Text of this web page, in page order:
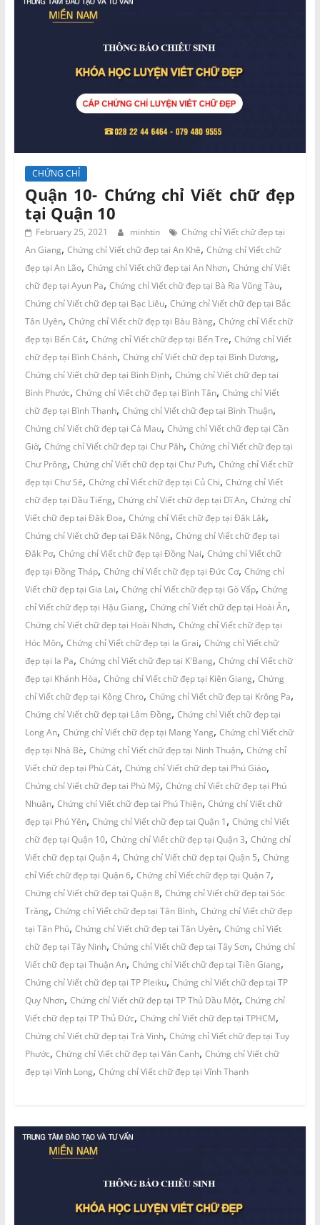
CHỨNG CHỈ
Quận 10- Chứng chỉ Viết chữ đẹp
tại Quận 10
February 25, 2021 minhtin
Chứng chỉ Viết chữ đẹp tại
An Giang, Chứng chỉ Viết chữ đẹp tại An Khê, Chứng chỉ Viết chữ
đẹp tại An Lão, Chứng chỉ Viết chữ đẹp tại An Nhơn, Chứng chỉ Viết
chữ đẹp tại Ayun Pa, Chứng chỉ Viết chữ đẹp tại Bà Rịa Vũng Tàu,
Chứng chỉ Viết chữ đẹp tại Bạc Liêu, Chứng chỉ Viết chữ đẹp tại Bắc
Tân Uyên, Chứng chỉ Viết chữ đẹp tại Bàu Bàng, Chứng chỉ Viết chữ
đẹp tại Bến Cát, Chứng chỉ Viết chữ đẹp tại Bến Tre, Chứng chỉ Viết
chữ đẹp tại Bình Chánh, Chứng chỉ Viết chữ đẹp tại Bình Dương,
Chứng chỉ Viết chữ đẹp tại Bình Định, Chứng chỉ Viết chữ đẹp tại
Bình Phước, Chứng chỉ Viết chữ đẹp tại Bình Tân, Chứng chỉ Viết
chữ đẹp tại Bình Thạnh, Chứng chỉ Viết chữ đẹp tại Bình Thuận,
Chứng chỉ Viết chữ đẹp tại Cà Mau, Chứng chỉ Viết chữ đẹp tại Cần
Giờ, Chứng chỉ Viết chữ đẹp tại Chư Păh, Chứng chỉ Viết chữ đẹp tại
Chư Prông, Chứng chỉ Viết chữ đẹp tại Chư Pưh, Chứng chỉ Viết chữ
đẹp tại Chư Sê, Chứng chỉ Viết chữ đẹp tại Củ Chi, Chứng chỉ Viết
chữ đẹp tại Dầu Tiếng, Chứng chỉ Viết chữ đẹp tại Dĩ An, Chứng chỉ
Viết chữ đẹp tại Đăk Đoa, Chứng chỉ Viết chữ đẹp tại Đăk Lăk,
Chứng chỉ Viết chữ đẹp tại Đăk Nông, Chứng chỉ Viết chữ đẹp tại
Đăk Pơ, Chứng chỉ Viết chữ đẹp tại Đồng Nai, Chứng chỉ Viết chữ
đẹp tại Đồng Tháp, Chứng chỉ Viết chữ đẹp tại Đức Cơ, Chứng chỉ
Viết chữ đẹp tại Gia Lai, Chứng chỉ Viết chữ đẹp tại Gò Vấp, Chứng
chỉ Viết chữ đẹp tại Hậu Giang, Chứng chỉ Viết chữ đẹp tại Hoài Ân,
Chứng chỉ Viết chữ đẹp tại Hoài Nhơn, Chứng chỉ Viết chữ đẹp tại
Hóc Môn, Chứng chỉ Viết chữ đẹp tại Ia Grai, Chứng chỉ Viết chữ
đẹp tại Ia Pa, Chứng chỉ Viết chữ đẹp tại K'Bang, Chứng chỉ Viết chữ
đẹp tại Khánh Hòa, Chứng chỉ Viết chữ đẹp tại Kiên Giang, Chứng
chỉ Viết chữ đẹp tại Kông Chro, Chứng chỉ Viết chữ đẹp tại Krông Pa,
Chứng chỉ Viết chữ đẹp tại Lâm Đồng, Chứng chỉ Viết chữ đẹp tại
Long An, Chứng chỉ Viết chữ đẹp tại Mang Yang, Chứng chỉ Viết chữ
đẹp tại Nhà Bè, Chứng chỉ Viết chữ đẹp tại Ninh Thuận, Chứng chỉ
Viết chữ đẹp tại Phù Cát, Chứng chỉ Viết chữ đẹp tại Phú Giáo,
Chứng chỉ Viết chữ đẹp tại Phù Mỹ, Chứng chỉ Viết chữ đẹp tại Phú
Nhuận, Chứng chỉ Viết chữ đẹp tại Phú Thiện, Chứng chỉ Viết chữ
đẹp tại Phú Yên, Chứng chỉ Viết chữ đẹp tại Quận 1, Chứng chỉ Viết
chữ đẹp tại Quận 10, Chứng chỉ Viết chữ đẹp tại Quận 3, Chứng chỉ
Viết chữ đẹp tại Quận 4, Chứng chỉ Viết chữ đẹp tại Quận 5, Chứng
chỉ Viết chữ đẹp tại Quận 6, Chứng chỉ Viết chữ đẹp tại Quận 7,
Chứng chỉ Viết chữ đẹp tại Quận 8, Chứng chỉ Viết chữ đẹp tại Sóc
Trăng, Chứng chỉ Viết chữ đẹp tại Tân Bình, Chứng chỉ Viết chữ đẹp
tại Tân Phú, Chứng chỉ Viết chữ đẹp tại Tân Uyên, Chứng chỉ Viết
chữ đẹp tại Tây Ninh, Chứng chỉ Viết chữ đẹp tại Tây Sơn, Chứng chỉ
Viết chữ đẹp tại Thuận An, Chứng chỉ Viết chữ đẹp tại Tiền Giang,
Chứng chỉ Viết chữ đẹp tại TP Pleiku, Chứng chỉ Viết chữ đẹp tại TP
Quy Nhơn, Chứng chỉ Viết chữ đẹp tại TP Thủ Dầu Một, Chứng chỉ
Viết chữ đẹp tại TP Thủ Đức, Chứng chỉ Viết chữ đẹp tại TPHCM,
Chứng chỉ Viết chữ đẹp tại Trà Vinh, Chứng chỉ Viết chữ đẹp tại Tuy
Phước, Chứng chỉ Viết chữ đẹp tại Vân Canh, Chứng chỉ Viết chữ
đẹp tại Vĩnh Long, Chứng chỉ Viết chữ đẹp tại Vĩnh Thạnh